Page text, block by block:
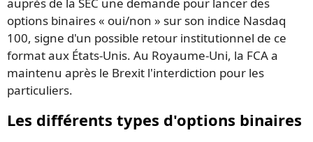
options binaires « oui/non » sur son indice Nasdaq
100, signe d'un possible retour institutionnel de ce
format aux États-Unis. Au Royaume-Uni, la FCA a
maintenu après le Brexit l'interdiction pour les
particuliers.
Les différents types d'options binaires